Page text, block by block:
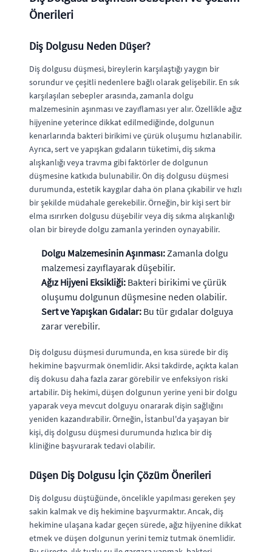
Önerileri
Diş Dolgusu Neden Düşer?
Diş dolgusu düşmesi, bireylerin karşılaştığı yaygın bir
sorundur ve çeşitli nedenlere bağlı olarak gelişebilir. En sık
karşılaşılan sebepler arasında, zamanla dolgu
malzemesinin aşınması ve zayıflaması yer alır. Özellikle ağız
hijyenine yeterince dikkat edilmediğinde, dolgunun
kenarlarında bakteri birikimi ve çürük oluşumu hızlanabilir.
Ayrıca, sert ve yapışkan gıdaların tüketimi, diş sıkma
alışkanlığı veya travma gibi faktörler de dolgunun
düşmesine katkıda bulunabilir. Ön diş dolgusu düşmesi
durumunda, estetik kaygılar daha ön plana çıkabilir ve hızlı
bir şekilde müdahale gerekebilir. Örneğin, bir kişi sert bir
elma ısırırken dolgusu düşebilir veya diş sıkma alışkanlığı
olan bir bireyde dolgu zamanla yerinden oynayabilir.
Dolgu Malzemesinin Aşınması: Zamanla dolgu
malzemesi zayıflayarak düşebilir.
Ağız Hijyeni Eksikliği: Bakteri birikimi ve çürük
oluşumu dolgunun düşmesine neden olabilir.
Sert ve Yapışkan Gıdalar: Bu tür gıdalar dolguya
zarar verebilir.
Diş dolgusu düşmesi durumunda, en kısa sürede bir diş
hekimine başvurmak önemlidir. Aksi takdirde, açıkta kalan
diş dokusu daha fazla zarar görebilir ve enfeksiyon riski
artabilir. Diş hekimi, düşen dolgunun yerine yeni bir dolgu
yaparak veya mevcut dolguyu onararak dişin sağlığını
yeniden kazandırabilir. Örneğin, İstanbul'da yaşayan bir
kişi, diş dolgusu düşmesi durumunda hızlıca bir diş
kliniğine başvurarak tedavi olabilir.
Düşen Diş Dolgusu İçin Çözüm Önerileri
Diş dolgusu düştüğünde, öncelikle yapılması gereken şey
sakin kalmak ve diş hekimine başvurmaktır. Ancak, diş
hekimine ulaşana kadar geçen sürede, ağız hijyenine dikkat
etmek ve düşen dolgunun yerini temiz tutmak önemlidir.